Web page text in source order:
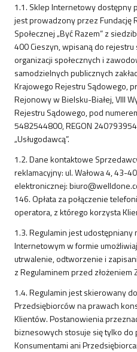
1.1. Sklep Internetowy dostępny
jest prowadzony przez Fundację
Społecznej „Być Razem” z
400 Cieszyn, wpisaną do
organizacji społecznych i
samodzielnych publicznych
Krajowego Rejestru Sądowego,
Rejonowy w Bielsku-Białej, VIII
Rejestru Sądowego, pod
5482544800, REGON
„Usługodawcą”.
1.2. Dane kontaktowe
reklamacyjny: ul. Wałowa 4, 43-
elektronicznej:
146. Opłata za połączenie
operatora, z którego korzysta
1.3. Regulamin jest udostępniany
Internetowym w formie
utrwalenie, odtworzenie i
z Regulaminem przed złożeniem
1.4. Regulamin jest skierowany
Przedsiębiorców na prawach
Klientów. Postanowienia
biznesowych stosuje się tylko
Konsumentami ani